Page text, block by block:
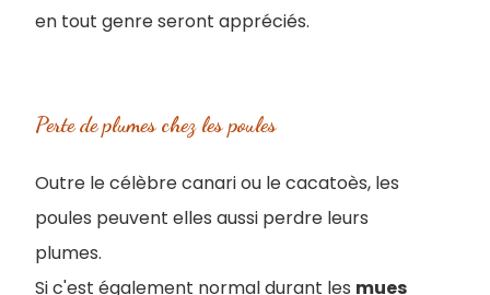
en tout genre seront appréciés.
Perte de plumes chez les poules
Outre le célèbre canari ou le cacatoès, les
poules peuvent elles aussi perdre leurs
plumes.
Si c'est également normal durant les mues